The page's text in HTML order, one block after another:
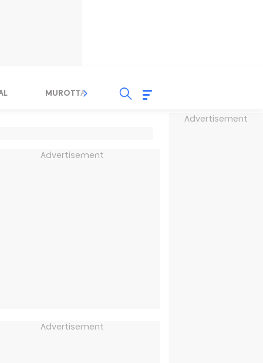
Advertisement
MUROTTAL TAUSYIAH
Advertisement
Advertisement